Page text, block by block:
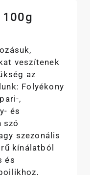
veszítenek
az
Folyékony
,
és
szó
szezonális
kínálatból
és